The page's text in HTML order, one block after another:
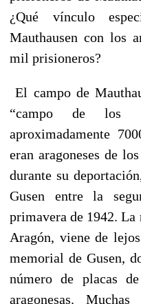
¿Qué vínculo
Mauthausen con los
mil prisioneros?
El campo de
“campo de los
aproximadamente
eran aragoneses de
durante su
Gusen entre la
primavera de 1942.
Aragón, viene de
memorial de Gusen,
número de placas
aragonesas.